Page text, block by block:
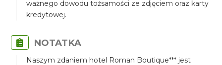
ważnego dowodu tożsamości ze zdjęciem oraz karty
kredytowej.
NOTATKA
Naszym zdaniem hotel Roman Boutique*** jest